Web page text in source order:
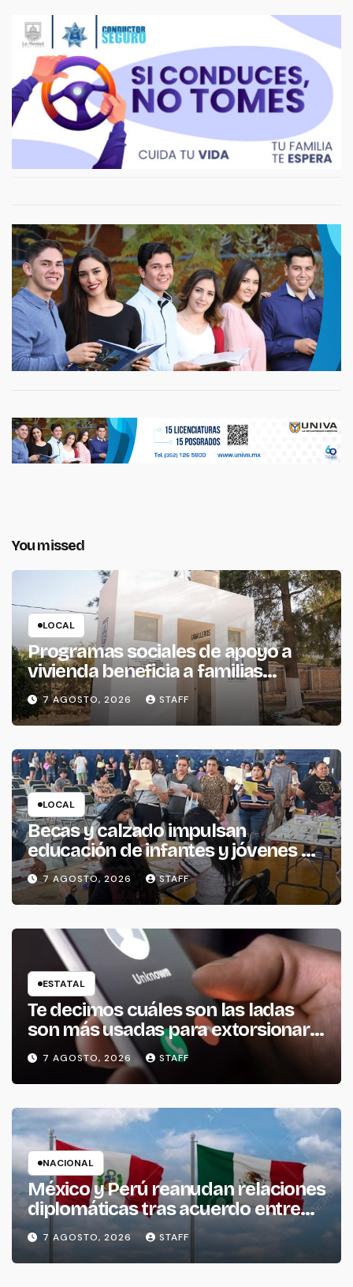
You missed
LOCAL
Programas sociales de apoyo a
vivienda beneficia a familias
piedadenses
7 AGOSTO, 2026 STAFF
LOCAL
Becas y calzado impulsan
educación de infantes y jóvenes de
La Piedad
7 AGOSTO, 2026 STAFF
ESTATAL
Te decimos cuáles son las ladas
son más usadas para extorsionar
en Michoacán
7 AGOSTO, 2026 STAFF
NACIONAL
México y Perú reanudan relaciones
diplomáticas tras acuerdo entre
ambos gobiernos
7 AGOSTO, 2026 STAFF